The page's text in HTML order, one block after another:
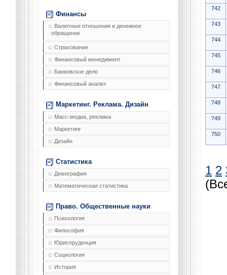
Финансы
Валютные отношения и денежное
обращение
Страхование
Финансовый менеджмент
Банковское дело
Финансовый анализ
Маркетинг. Реклама. Дизайн
Масс-медиа, реклама
Маркетинг
Дизайн
Статистика
Демография
Математическая статистика
Право. Общественные науки
Психология
Философия
Юриспруденция
Социология
История
742
743
744
745
746
747
748
749
750
1 2